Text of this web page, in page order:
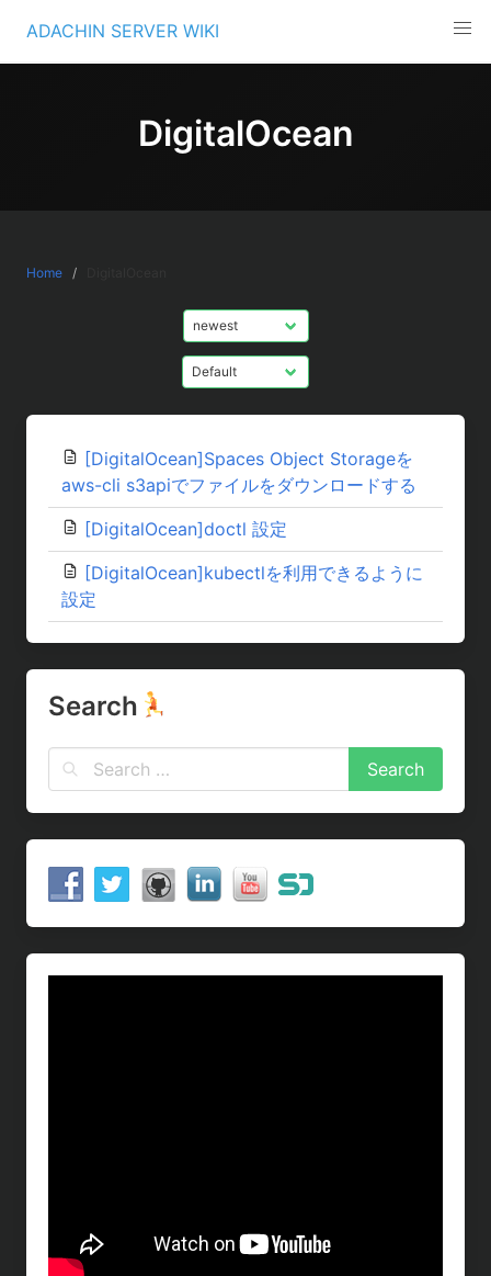
content
ADACHIN SERVER WIKI
DigitalOcean
Home
[DigitalOcean]Spaces Object Storageを
aws-cli s3apiでファイルをダウンロードする
[DigitalOcean]doctl 設定
[DigitalOcean]kubectlを利用できるように
設定
Search